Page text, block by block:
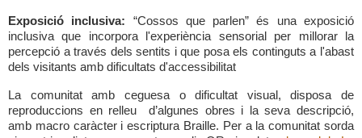
Exposició inclusiva:
“Cossos que parlen” és una exposició
inclusiva que incorpora l'experiència sensorial per millorar la
percepció a través dels sentits i que posa els continguts a l'abast
dels visitants amb dificultats d'accessibilitat
La comunitat amb ceguesa o dificultat visual, disposa de
reproduccions en relleu d’algunes obres i la seva descripció,
amb macro caràcter i escriptura Braille. Per a la comunitat sorda